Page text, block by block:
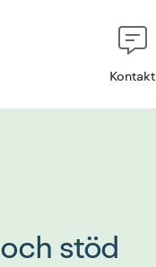
Kontakt
stöd